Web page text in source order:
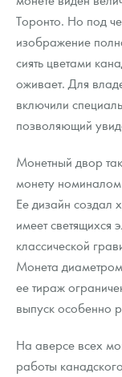
Торонто. Но под
изображение
сиять цветами
оживает. Для
включили
позволяющий
Монетный двор
монету
Ее дизайн создал
имеет светящихся
классической
Монета
ее тираж
выпуск особенно
На аверсе всех
работы